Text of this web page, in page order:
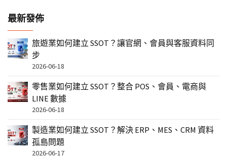
最新發佈
旅遊業如何建立 SSOT？讓官網、會員與客服資料同
步
2026-06-18
零售業如何建立 SSOT？整合 POS、會員、電商與
LINE 數據
2026-06-18
製造業如何建立 SSOT？解決 ERP、MES、CRM 資料
孤島問題
2026-06-17